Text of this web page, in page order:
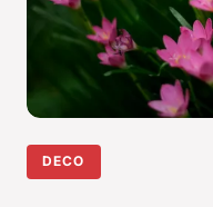
DECO